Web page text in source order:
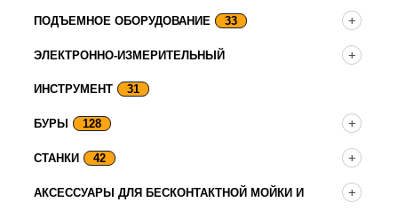
ПОДЪЕМНОЕ ОБОРУДОВАНИЕ 33
ЭЛЕКТРОННО-ИЗМЕРИТЕЛЬНЫЙ
ИНСТРУМЕНТ 31
БУРЫ 128
СТАНКИ 42
АКСЕССУАРЫ ДЛЯ БЕСКОНТАКТНОЙ МОЙКИ И